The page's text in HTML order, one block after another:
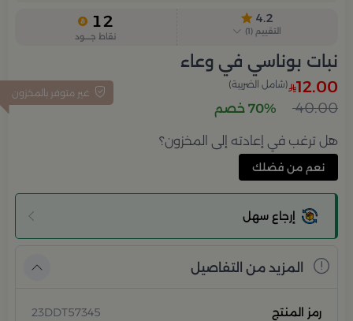
4.2
التقييم (
1
)
12
نقاط جــــود
نبات بوناسي في وعاء
غير متوفر بالمخزون 12.00 (شامل الضريبة)
40.00 70% خصم
هل ترغب في إعادته إلى المخزون؟
نعم من فضلك
إرجاع سهل
المزيد من التفاصيل
رمز المنتج
23DDT57345